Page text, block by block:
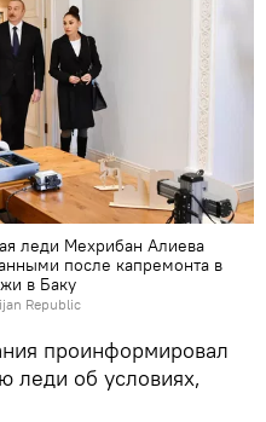
леди Мехрибан Алиева
после капремонта в
в Баку
Republic
проинформировал
леди об условиях,